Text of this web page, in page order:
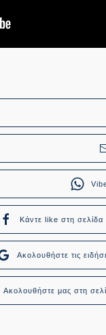
Κάντε like στη
Ακολουθήστε τις
Ακολουθήστε μας στη